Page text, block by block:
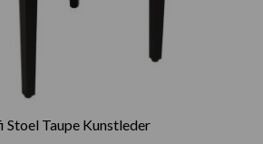
Stoel Taupe Kunstleder